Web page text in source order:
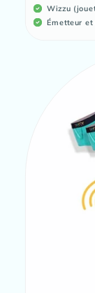
Wizzu
Émetteur et